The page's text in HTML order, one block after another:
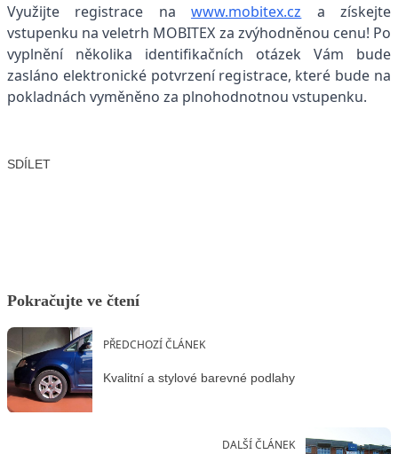
Využijte registrace nawww.mobitex.cz a získejte
vstupenku na veletrh MOBITEX za zvýhodněnou cenu! Po
vyplnění několika identifikačních otázek Vám bude
zasláno elektronické potvrzení registrace, které bude na
pokladnách vyměněno za plnohodnotnou vstupenku.
SDÍLET
Pokračujte ve čtení
PŘEDCHOZÍ ČLÁNEK
Kvalitní a stylové barevné podlahy
DALŠÍ ČLÁNEK